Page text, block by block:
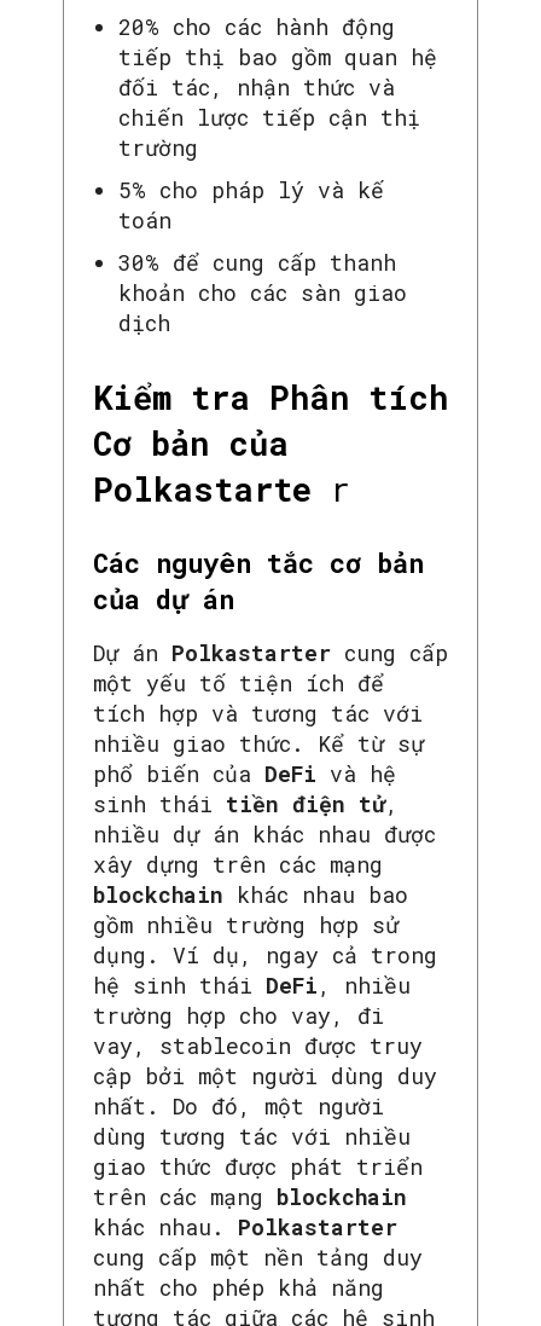
SEARCH...
20% cho các hành động
tiếp thị bao gồm quan hệ
đối tác, nhận thức và
chiến lược tiếp cận thị
trường
5% cho pháp lý và kế
toán
30% để cung cấp thanh
khoản cho các sàn giao
dịch
Kiểm tra Phân tích
Cơ bản của
Polkastarte r
Các nguyên tắc cơ bản
của dự án
Dự án Polkastarter cung cấp
một yếu tố tiện ích để
tích hợp và tương tác với
nhiều giao thức. Kể từ sự
phổ biến của DeFi và hệ
sinh thái tiền điện tử,
nhiều dự án khác nhau được
xây dựng trên các mạng
blockchain khác nhau bao
gồm nhiều trường hợp sử
dụng. Ví dụ, ngay cả trong
hệ sinh thái DeFi , nhiều
trường hợp cho vay, đi
vay, stablecoin được truy
cập bởi một người dùng duy
nhất. Do đó, một người
dùng tương tác với nhiều
giao thức được phát triển
trên các mạng blockchain
khác nhau.
Polkastarter
cung cấp một nền tảng duy
nhất cho phép khả năng
tương tác giữa các hệ sinh